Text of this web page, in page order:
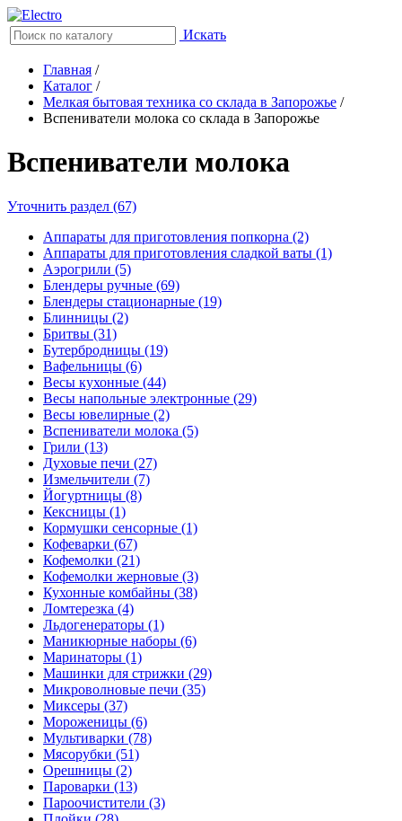
Искать
Главная /
Каталог /
Мелкая бытовая техника со склада в Запорожье /
Вспениватели молока со склада в Запорожье
Вспениватели молока
Уточнить раздел (67)
Аппараты для приготовления попкорна (2)
Аппараты для приготовления сладкой ваты (1)
Аэрогрили (5)
Блендеры ручные (69)
Блендеры стационарные (19)
Блинницы (2)
Бритвы (31)
Бутербродницы (19)
Вафельницы (6)
Весы кухонные (44)
Весы напольные электронные (29)
Весы ювелирные (2)
Вспениватели молока (5)
Грили (13)
Духовые печи (27)
Измельчители (7)
Йогуртницы (8)
Кексницы (1)
Кормушки сенсорные (1)
Кофеварки (67)
Кофемолки (21)
Кофемолки жерновые (3)
Кухонные комбайны (38)
Ломтерезка (4)
Льдогенераторы (1)
Маникюрные наборы (6)
Маринаторы (1)
Машинки для стрижки (29)
Микроволновые печи (35)
Миксеры (37)
Мороженицы (6)
Мультиварки (78)
Мясорубки (51)
Орешницы (2)
Пароварки (13)
Пароочистители (3)